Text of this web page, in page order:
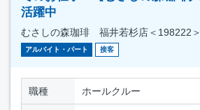
活躍中
むさしの森珈琲 福井若杉店＜198222＞
アルバイト・パート 接客
職種 ホールクルー